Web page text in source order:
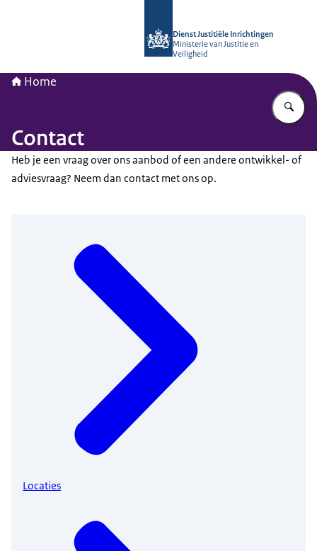
Dienst Justitiële Inrichtingen
Ministerie van Justitie en
Veiligheid
Home
Contact
Heb je een vraag over ons aanbod of een andere ontwikkel- of
adviesvraag? Neem dan contact met ons op.
Locaties